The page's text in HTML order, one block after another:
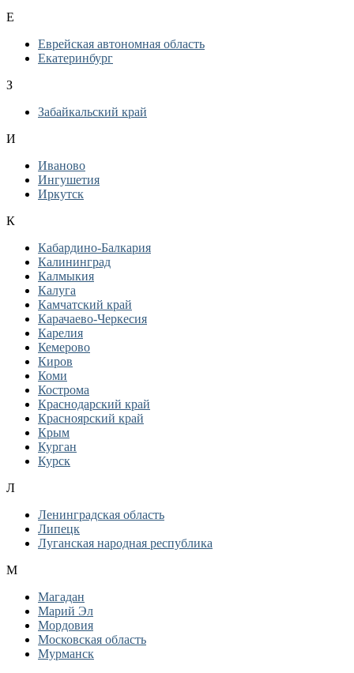
Е
Еврейская автономная область
Екатеринбург
З
Забайкальский край
И
Иваново
Ингушетия
Иркутск
К
Кабардино-Балкария
Калининград
Калмыкия
Калуга
Камчатский край
Карачаево-Черкесия
Карелия
Кемерово
Киров
Коми
Кострома
Краснодарский край
Красноярский край
Крым
Курган
Курск
Л
Ленинградская область
Липецк
Луганская народная республика
М
Магадан
Марий Эл
Мордовия
Московская область
Мурманск